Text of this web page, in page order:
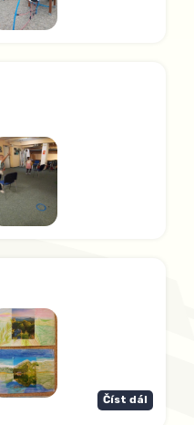
Číst dál